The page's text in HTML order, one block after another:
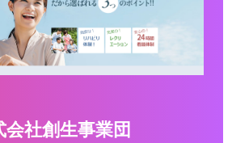
会社創生事業団